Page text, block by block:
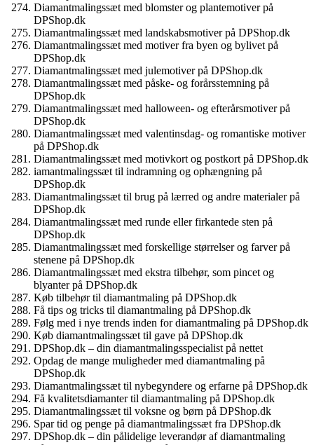
Diamantmalingssæt med blomster og plantemotiver på
DPShop.dk
Diamantmalingssæt med landskabsmotiver på DPShop.dk
Diamantmalingssæt med motiver fra byen og bylivet på
DPShop.dk
Diamantmalingssæt med julemotiver på DPShop.dk
Diamantmalingssæt med påske- og forårsstemning på
DPShop.dk
Diamantmalingssæt med halloween- og efterårsmotiver på
DPShop.dk
Diamantmalingssæt med valentinsdag- og romantiske motiver
på DPShop.dk
Diamantmalingssæt med motivkort og postkort på DPShop.dk
iamantmalingssæt til indramning og ophængning på
DPShop.dk
Diamantmalingssæt til brug på lærred og andre materialer på
DPShop.dk
Diamantmalingssæt med runde eller firkantede sten på
DPShop.dk
Diamantmalingssæt med forskellige størrelser og farver på
stenene på DPShop.dk
Diamantmalingssæt med ekstra tilbehør, som pincet og
blyanter på DPShop.dk
Køb tilbehør til diamantmaling på DPShop.dk
Få tips og tricks til diamantmaling på DPShop.dk
Følg med i nye trends inden for diamantmaling på DPShop.dk
Køb diamantmalingssæt til gave på DPShop.dk
DPShop.dk – din diamantmalingsspecialist på nettet
Opdag de mange muligheder med diamantmaling på
DPShop.dk
Diamantmalingssæt til nybegyndere og erfarne på DPShop.dk
Få kvalitetsdiamanter til diamantmaling på DPShop.dk
Diamantmalingssæt til voksne og børn på DPShop.dk
Spar tid og penge på diamantmalingssæt fra DPShop.dk
DPShop.dk – din pålidelige leverandør af diamantmaling